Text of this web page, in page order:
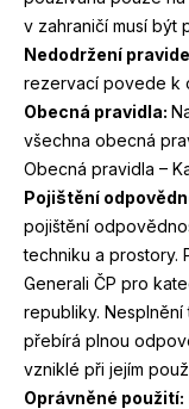
v zahraničí musí být
Nedodržení
rezervací povede k
Obecná pravidla:
všechna obecná
Obecná pravidla –
Pojištění
pojištění
techniku a prostory.
Generali ČP pro
republiky.
přebírá plnou
vzniklé při jejím
Oprávněné použití: